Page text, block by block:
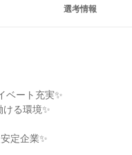
選考情報
ベート充実✨
る環境✨
定企業✨